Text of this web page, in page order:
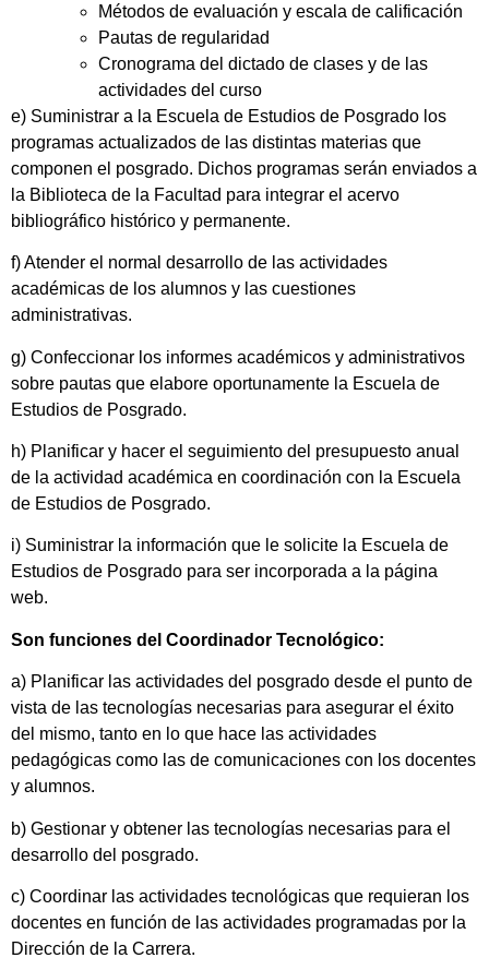
Métodos de evaluación y escala de calificación
Pautas de regularidad
Cronograma del dictado de clases y de las
actividades del curso
e) Suministrar a la Escuela de Estudios de Posgrado los
programas actualizados de las distintas materias que
componen el posgrado. Dichos programas serán enviados a
la Biblioteca de la Facultad para integrar el acervo
bibliográfico histórico y permanente.
f) Atender el normal desarrollo de las actividades
académicas de los alumnos y las cuestiones
administrativas.
g) Confeccionar los informes académicos y administrativos
sobre pautas que elabore oportunamente la Escuela de
Estudios de Posgrado.
h) Planificar y hacer el seguimiento del presupuesto anual
de la actividad académica en coordinación con la Escuela
de Estudios de Posgrado.
i) Suministrar la información que le solicite la Escuela de
Estudios de Posgrado para ser incorporada a la página
web.
Son funciones del Coordinador Tecnológico:
a) Planificar las actividades del posgrado desde el punto de
vista de las tecnologías necesarias para asegurar el éxito
del mismo, tanto en lo que hace las actividades
pedagógicas como las de comunicaciones con los docentes
y alumnos.
b) Gestionar y obtener las tecnologías necesarias para el
desarrollo del posgrado.
c) Coordinar las actividades tecnológicas que requieran los
docentes en función de las actividades programadas por la
Dirección de la Carrera.